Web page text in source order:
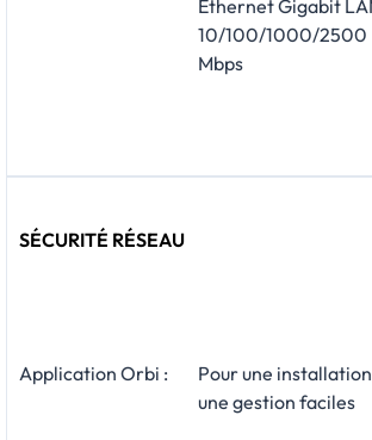
Ethernet Gigabit
10/100/1000/2500
Mbps
SÉCURITÉ RÉSEAU
Application Orbi :
Pour une
une gestion faciles